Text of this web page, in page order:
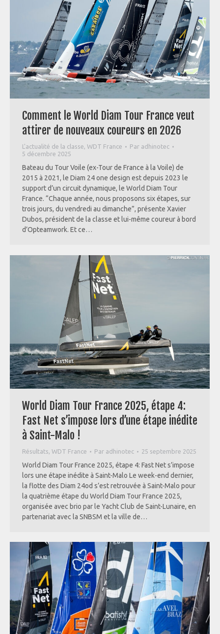
Comment le World Diam Tour France veut
attirer de nouveaux coureurs en 2026
L'actualité de la classe, WDT France Par adhinotec
5 décembre 2025
Bateau du Tour Voile (ex-Tour de France à la Voile) de
2015 à 2021, le Diam 24 one design est depuis 2023 le
support d’un circuit dynamique, le World Diam Tour
France. “Chaque année, nous proposons six étapes, sur
trois jours, du vendredi au dimanche”, présente Xavier
Dubos, président de la classe et lui-même coureur à bord
d’Opteamwork. Et ce…
World Diam Tour France 2025, étape 4:
Fast Net s’impose lors d’une étape inédite
à Saint-Malo !
Résultats, WDT France Par adhinotec 25 septembre 2025
World Diam Tour France 2025, étape 4: Fast Net s’impose
lors une étape inédite à Saint-Malo Le week-end dernier,
la flotte des Diam 24od s’est retrouvée à Saint-Malo pour
la quatrième étape du World Diam Tour France 2025,
organisée avec brio par le Yacht Club de Saint-Lunaire, en
partenariat avec la SNBSM et la ville de…